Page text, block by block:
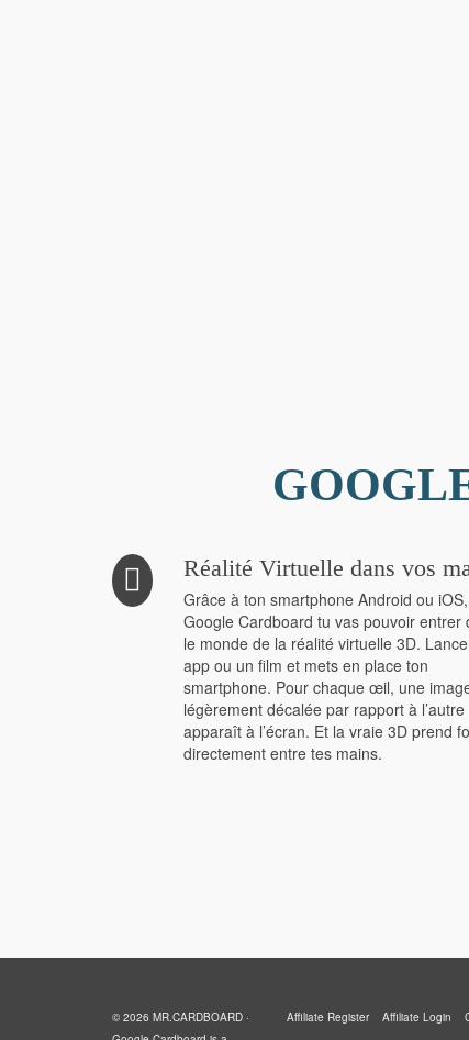
Réalité Virtuelle dans vos
Grâce à ton smartphone Android ou
Google Cardboard tu vas pouvoir entrer
le monde de la réalité virtuelle 3D.
app ou un film et mets en place ton
smartphone. Pour chaque œil, une
légèrement décalée par rapport à l’autre
apparaît à l’écran. Et la vraie 3D prend
directement entre tes mains.
Affiliate Register Affiliate Login
© 2026 MR.CARDBOARD ·